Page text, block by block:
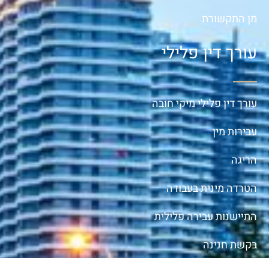
מן התקשורת
עורך דין פלילי
עורך דין פלילי מיקי חובה
עבירות מין
הריגה
הטרדה מינית בעבודה
התיישנות עבירה פלילית
בקשת חנינה